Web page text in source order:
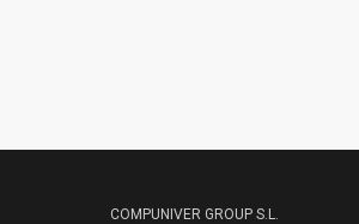
COMPUNIVER GROUP S.L.